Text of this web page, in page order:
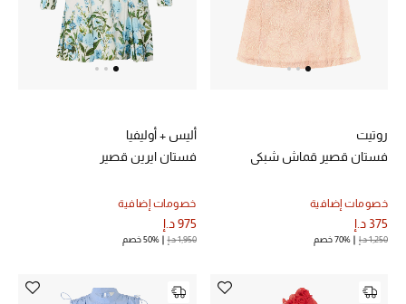
الجمال في بلوميز
دليل مستلزمات الجمال
تسوقوا الآن
روتيت
فستان قصير قماش شبكي
خصومات إضافية
375 د.إ
1,250 د.إ 70% خصم
أليس + أوليفيا
فستان ايرين قصير
خصومات إضافية
975 د.إ
1,950 د.إ 50% خصم